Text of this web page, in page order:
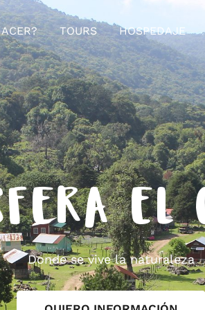
TOURS HOSPEDAJE
EL
Donde se vive la naturaleza